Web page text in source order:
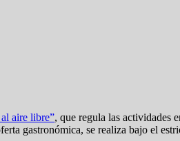
aire libre”, que regula las actividades
gastronómica, se realiza bajo el